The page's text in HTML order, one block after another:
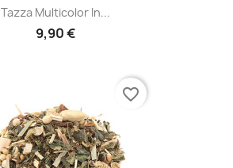
Tazza Multicolor In...
9,90 €
favorite_border